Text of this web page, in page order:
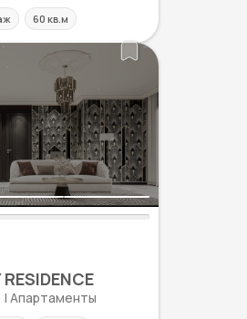
60 кв.м
| Апартаменты